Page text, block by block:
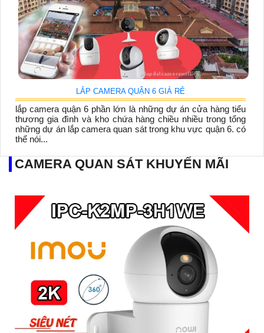
LẮP CAMERA QUẬN 6 GIÁ RẺ
lắp camera quận 6 phần lớn là những dự án cửa hàng tiểu
thương gia đình và kho chứa hàng chiều nhiều trong tổng
những dự án lắp camera quan sát trong khu vực quận 6. có
thể nói...
CAMERA QUAN SÁT KHUYẾN MÃI